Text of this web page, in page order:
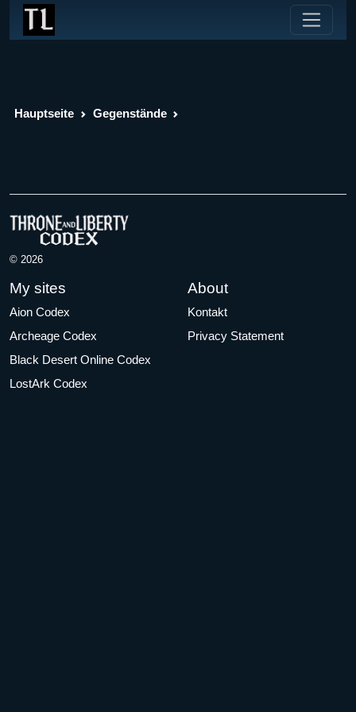
Hauptseite Gegenstände
© 2026
My sites
Aion Codex
Archeage Codex
Black Desert Online Codex
LostArk Codex
About
Kontakt
Privacy Statement